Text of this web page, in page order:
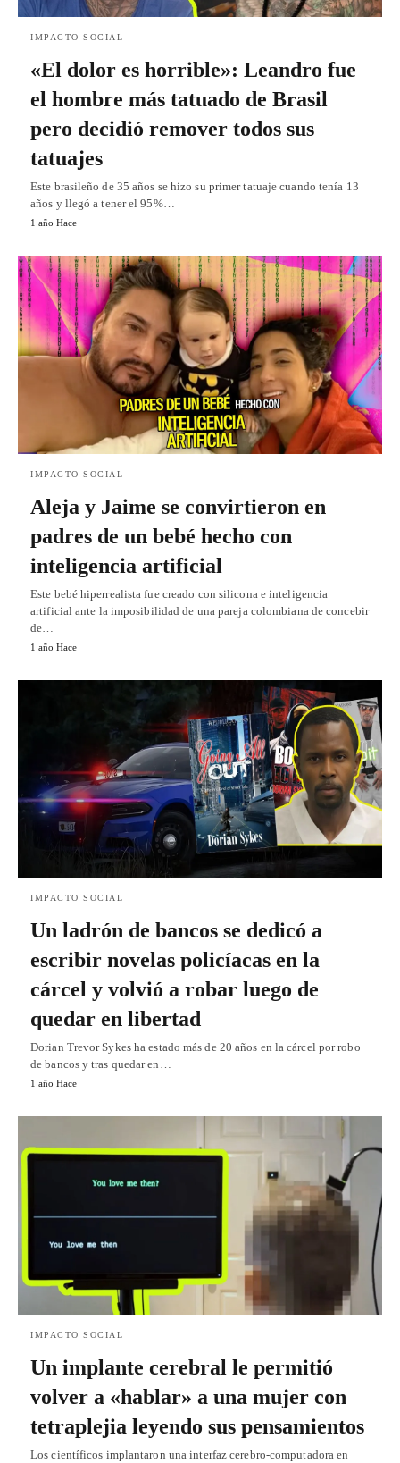
IMPACTO SOCIAL
«El dolor es horrible»: Leandro fue
el hombre más tatuado de Brasil
pero decidió remover todos sus
tatuajes
Este brasileño de 35 años se hizo su primer tatuaje cuando tenía 13
años y llegó a tener el 95%…
1 año Hace
IMPACTO SOCIAL
Aleja y Jaime se convirtieron en
padres de un bebé hecho con
inteligencia artificial
Este bebé hiperrealista fue creado con silicona e inteligencia
artificial ante la imposibilidad de una pareja colombiana de concebir
de…
1 año Hace
IMPACTO SOCIAL
Un ladrón de bancos se dedicó a
escribir novelas policíacas en la
cárcel y volvió a robar luego de
quedar en libertad
Dorian Trevor Sykes ha estado más de 20 años en la cárcel por robo
de bancos y tras quedar en…
1 año Hace
IMPACTO SOCIAL
Un implante cerebral le permitió
volver a «hablar» a una mujer con
tetraplejia leyendo sus pensamientos
Los científicos implantaron una interfaz cerebro-computadora en